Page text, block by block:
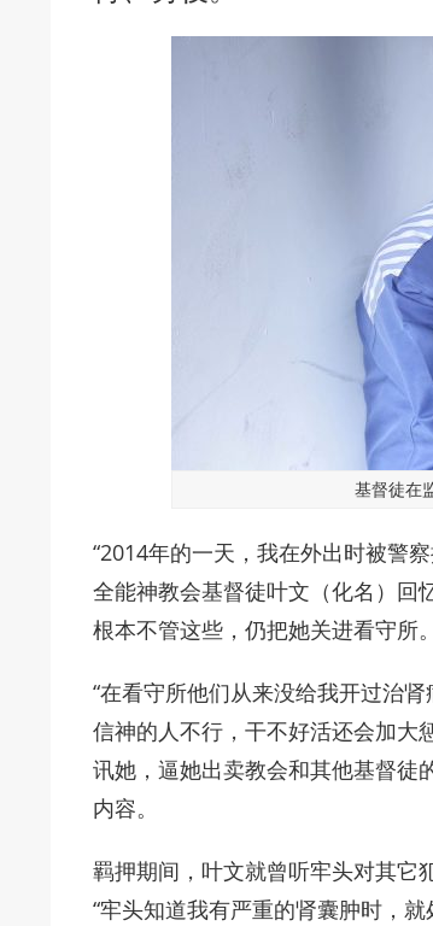
基督徒在
“2014年的一天，我在外出时被警
全能神教会基督徒叶文（化名）回
根本不管这些，仍把她关进看守所。
“在看守所他们从来没给我开过治
信神的人不行，干不好活还会加大
讯她，逼她出卖教会和其他基督徒
内容。
羁押期间，叶文就曾听牢头对其它
“牢头知道我有严重的肾囊肿时，